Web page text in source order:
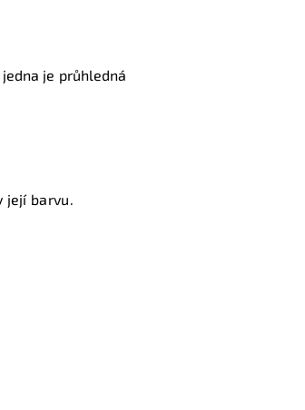
je průhledná
její barvu.